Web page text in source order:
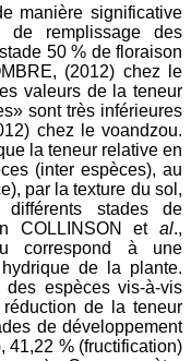
manière significative
de remplissage des
50 % de floraison
(2012) chez le
valeurs de la teneur
sont très inférieures
chez le voandzou.
la teneur relative en
(inter espèces), au
par la texture du sol,
stades de
COLLINSON et al.,
correspond à une
de la plante.
espèces vis-à-vis
de la teneur
de développement
41,22 % (fructification)